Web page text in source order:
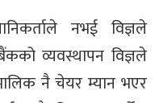
नभई विज्ञले
व्यवस्थापन विज्ञले
नै चेयर म्यान भएर